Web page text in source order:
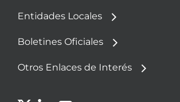
Entidades Locales
Boletines Oficiales
Otros Enlaces de Interés